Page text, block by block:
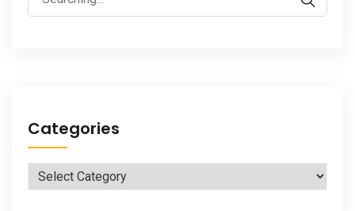
for:
Categories
Categories